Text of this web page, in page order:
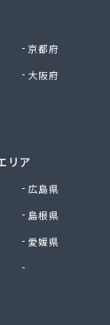
京都府
大阪府
リア
広島県
島根県
愛媛県